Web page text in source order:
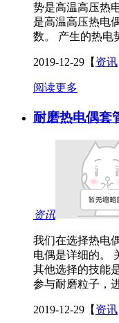
势是高温高压热
是高温高压热电
数。 产生的热电
2019-12-29 【 资讯
阅读更多
耐磨热电偶套
资讯
我们在选择热电
电偶是详细的。
其他选择的技能
参与耐磨粒子，
2019-12-29 【 资讯